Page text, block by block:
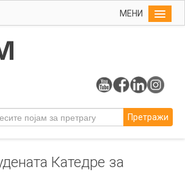
МЕНИ
Претражи
Катедре за